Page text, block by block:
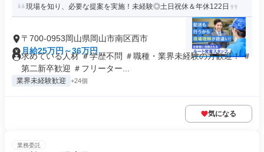
現場を知り、必要な提案を実施！未経験◎土日祝休＆年休122日
〒700-0953岡山県岡山市南区西市
月給25万円～36万円
求めている人材 ＃学歴不問 ＃職種・業界未経験の方歓迎！ ＃
第二新卒歓迎 ＃フリーター...
業界未経験歓迎 +24個
気になる
業務委託